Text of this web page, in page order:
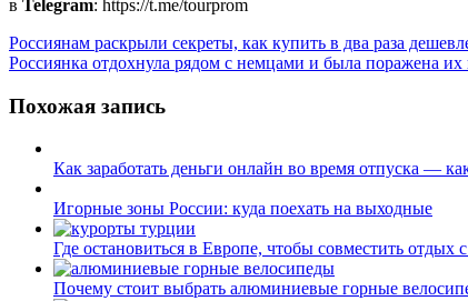
в Telegram: https://t.me/tourprom
Навигация
по
записям
Россиянам раскрыли секреты, как купить в два раза
Россиянка отдохнула рядом с немцами и была поражена
Похожая запись
Как заработать деньги онлайн во время отпуска —
Игорные зоны России: куда поехать на выходные
Где остановиться в Европе, чтобы совместить
Почему стоит выбрать алюминиевые горные